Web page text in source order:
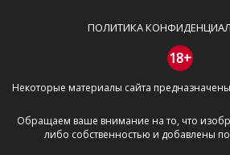
ПОЛИТИКА
18+
Некоторые материалы сайта
Обращаем ваше внимание на то, что
либо собственностью и добавлены